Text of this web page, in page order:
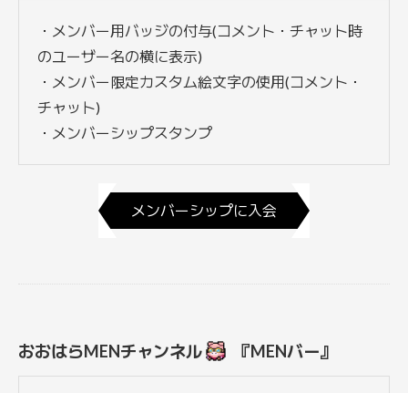
・メンバー用バッジの付与(コメント・チャット時
のユーザー名の横に表示)
・メンバー限定カスタム絵文字の使用(コメント・
チャット)
・メンバーシップスタンプ
メンバーシップに入会
おおはらMENチャンネル 『MENバー』